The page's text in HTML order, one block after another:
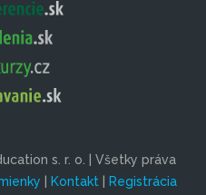
s. r. o. | Všetky práva
Kontakt| Registrácia